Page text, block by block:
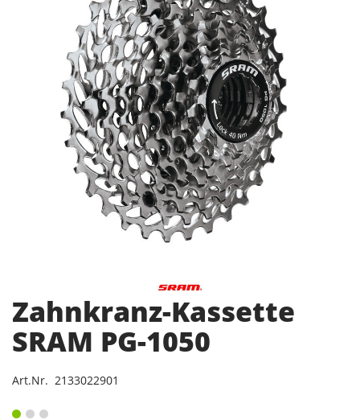
Zahnkranz-Kassette
SRAM PG-1050
Art.Nr. 2133022901